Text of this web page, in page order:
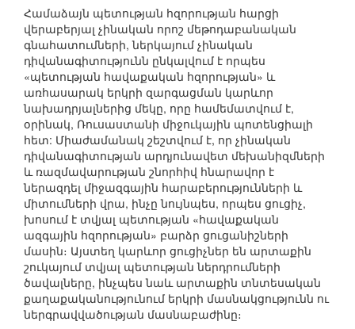
Համաձայն պետության հզորության հարցի
վերաբերյալ չինական որոշ մեթոդաբանական
գնահատումների, ներկայում չինական
դիվանագիտությունն ընկալվում է որպես
«պետության հավաքական հզորության» և
առհասարակ երկրի զարգացման կարևոր
նախադրյալներից մեկը, որը համեմատվում է,
օրինակ, Ռուսաստանի միջուկային պոտենցիալի
հետ: Միաժամանակ շեշտվում է, որ չինական
դիվանագիտության արդյունավետ մեխանիզմների
և ռազմավարության շնորհիվ հնարավոր է
ներազդել միջազգային հարաբերությունների և
միտումների վրա, ինչը նույնպես, որպես ցուցիչ,
խոսում է տվյալ պետության «հավաքական
ազգային հզորության» բարձր ցուցանիշների
մասին։ Այստեղ կարևոր ցուցիչներ են արտաքին
շուկայում տվյալ պետության ներդրումների
ծավալները, ինչպես նաև արտաքին տնտեսական
քաղաքականությունում երկրի մասնակցությունն ու
ներգրավվածության մասնաբաժինը։